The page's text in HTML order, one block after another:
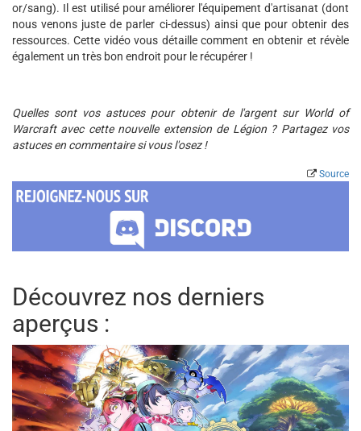
or/sang). Il est utilisé pour améliorer l'équipement d'artisanat (dont
nous venons juste de parler ci-dessus) ainsi que pour obtenir des
ressources. Cette vidéo vous détaille comment en obtenir et révèle
également un très bon endroit pour le récupérer !
Quelles sont vos astuces pour obtenir de l'argent sur World of
Warcraft avec cette nouvelle extension de Légion ? Partagez vos
astuces en commentaire si vous l'osez !
Source
Découvrez nos derniers
aperçus :